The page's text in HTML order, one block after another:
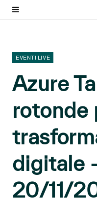
EVENTI LIVE
Azure
rotonde
digitale
20/11/